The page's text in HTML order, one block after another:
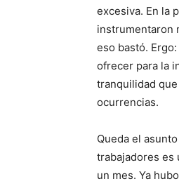
excesiva. En la
instrumentaron
eso bastó.
ofrecer para la
tranquilidad
ocurrencias.
Queda el
trabajadores es
un mes. Ya